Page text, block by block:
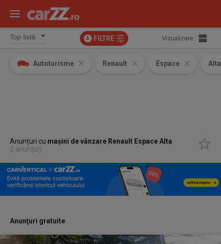
4 FILTRE Vizualizare:
Autoturisme Renault Espace Alta
Anunțuri cu mașini de vânzare Renault Espace Alta
2 anunțuri
Anunţuri gratuite